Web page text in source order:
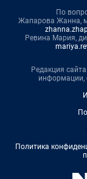
По
Жапарова Жанна,
Ревина Мария,
Редакция
информации,
Политика